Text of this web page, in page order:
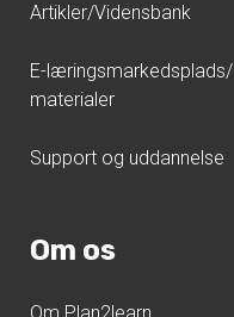
Artikler/Vidensbank
E-læringsmarkedsplads/
materialer
Support og uddannelse
Om os